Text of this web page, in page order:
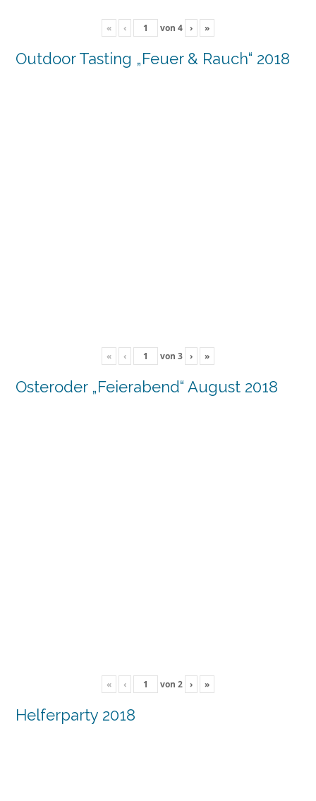
« ‹ von 4 › »
Outdoor Tasting „Feuer & Rauch“ 2018
« ‹ von 3 › »
Osteroder „Feierabend“ August 2018
« ‹ von 2 › »
Helferparty 2018